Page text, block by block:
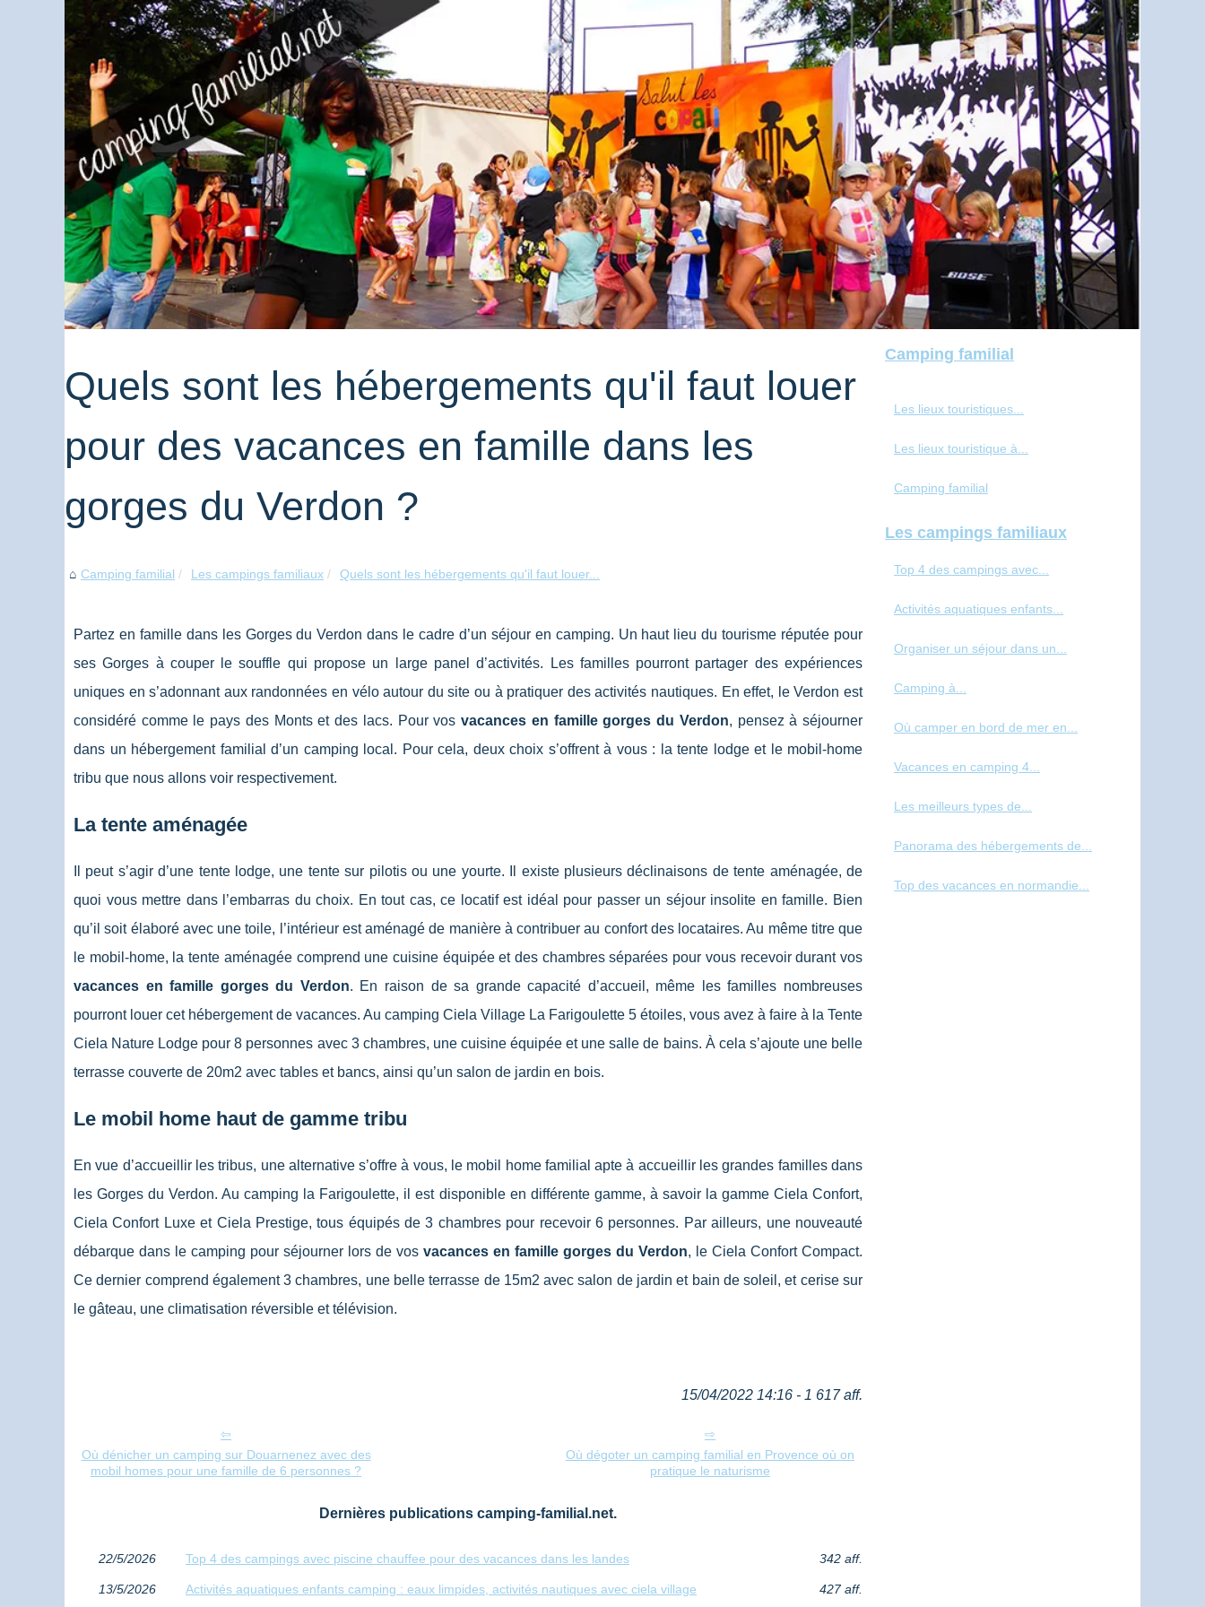
Quels sont les hébergements qu'il faut louer
pour des vacances en famille dans les
gorges du Verdon ?
Camping familial Les campings familiaux Quels sont les hébergements qu'il faut louer...
Partez en famille dans les Gorges du Verdon dans le cadre d’un séjour en camping. Un haut lieu du tourisme réputée pour
ses Gorges à couper le souffle qui propose un large panel d’activités. Les familles pourront partager des expériences
uniques en s’adonnant aux randonnées en vélo autour du site ou à pratiquer des activités nautiques. En effet, le Verdon est
considéré comme le pays des Monts et des lacs. Pour vosvacances en famille gorges du Verdon, pensez à séjourner
dans un hébergement familial d’un camping local. Pour cela, deux choix s’offrent à vous : la tente lodge et le mobil-home
tribu que nous allons voir respectivement.
La tente aménagée
Il peut s’agir d’une tente lodge, une tente sur pilotis ou une yourte. Il existe plusieurs déclinaisons de tente aménagée, de
quoi vous mettre dans l’embarras du choix. En tout cas, ce locatif est idéal pour passer un séjour insolite en famille. Bien
qu’il soit élaboré avec une toile, l’intérieur est aménagé de manière à contribuer au confort des locataires. Au même titre que
le mobil-home, la tente aménagée comprend une cuisine équipée et des chambres séparées pour vous recevoir durant vos
vacances en famille gorges du Verdon. En raison de sa grande capacité d’accueil, même les familles nombreuses
pourront louer cet hébergement de vacances. Au camping Ciela Village La Farigoulette 5 étoiles, vous avez à faire à la Tente
Ciela Nature Lodge pour 8 personnes avec 3 chambres, une cuisine équipée et une salle de bains. À cela s’ajoute une belle
terrasse couverte de 20m2 avec tables et bancs, ainsi qu’un salon de jardin en bois.
Le mobil home haut de gamme tribu
En vue d’accueillir les tribus, une alternative s’offre à vous, le mobil home familial apte à accueillir les grandes familles dans
les Gorges du Verdon. Au camping la Farigoulette, il est disponible en différente gamme, à savoir la gamme Ciela Confort,
Ciela Confort Luxe et Ciela Prestige, tous équipés de 3 chambres pour recevoir 6 personnes. Par ailleurs, une nouveauté
débarque dans le camping pour séjourner lors de vos vacances en famille gorges du Verdon, le Ciela Confort Compact.
Ce dernier comprend également 3 chambres, une belle terrasse de 15m2 avec salon de jardin et bain de soleil, et cerise sur
le gâteau, une climatisation réversible et télévision.
15/04/2022 14:16 - 1 617 aff.
Où dénicher un camping sur Douarnenez avec des
mobil homes pour une famille de 6 personnes ?
Où dégoter un camping familial en Provence où on
pratique le naturisme
Dernières publications camping-familial.net.
22/5/2026 Top 4 des campings avec piscine chauffee pour des vacances dans les landes 342 aff.
13/5/2026 Activités aquatiques enfants camping : eaux limpides, activités nautiques avec ciela village 427 aff.
Camping familial
Les lieux touristiques...
Les lieux touristique à...
Camping familial
Les campings familiaux
Top 4 des campings avec...
Activités aquatiques enfants...
Organiser un séjour dans un...
Camping à...
Où camper en bord de mer en...
Vacances en camping 4...
Les meilleurs types de...
Panorama des hébergements de...
Top des vacances en normandie...